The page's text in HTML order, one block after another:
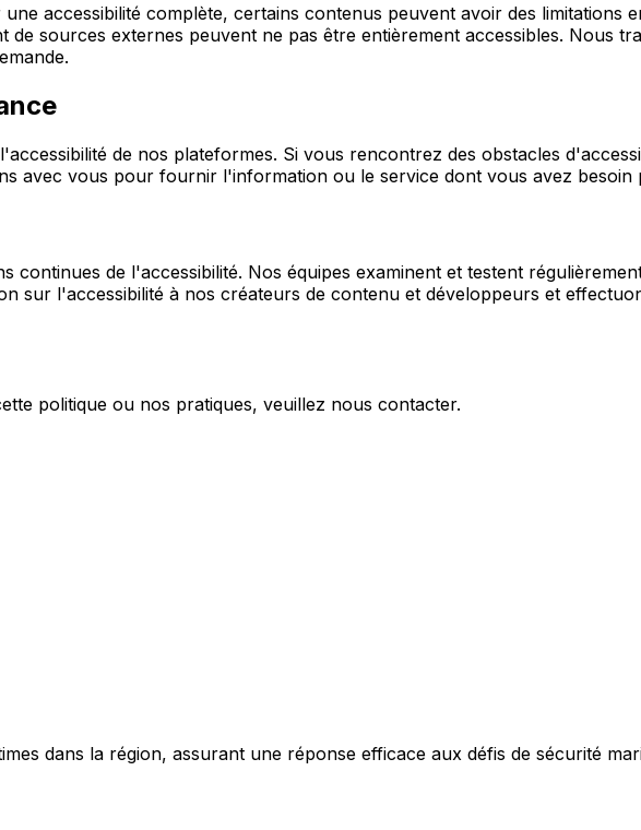
accessibilité complète, certains contenus peuvent avoir des limitations
de sources externes peuvent ne pas être entièrement accessibles. Nous
de nos plateformes. Si vous rencontrez des obstacles
avec vous pour fournir l'information ou le service dont vous avez besoin
continues de l'accessibilité. Nos équipes examinent et testent
sur l'accessibilité à nos créateurs de contenu et développeurs et
politique ou nos pratiques, veuillez nous contacter.
dans la région, assurant une réponse efficace aux défis de sécurité